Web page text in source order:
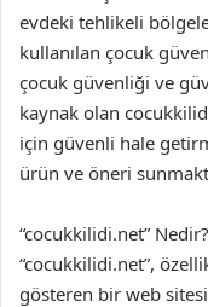
evdeki tehlikeli
kullanılan çocuk
çocuk güvenliği ve
kaynak olan
için güvenli hale
ürün ve öneri
“cocukkilidi.net” Nedir?
“cocukkilidi.net”,
gösteren bir web